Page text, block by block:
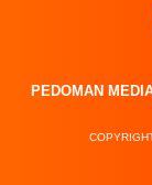
PEDOMAN